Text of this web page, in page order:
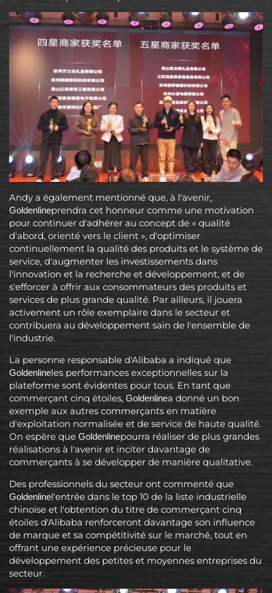
Andy a également mentionné que, à l'avenir,
Goldenlineprendra cet honneur comme une motivation
pour continuer d'adhérer au concept de « qualité
d'abord, orienté vers le client », d'optimiser
continuellement la qualité des produits et le système de
service, d'augmenter les investissements dans
l'innovation et la recherche et développement, et de
s'efforcer à offrir aux consommateurs des produits et
services de plus grande qualité. Par ailleurs, il jouera
activement un rôle exemplaire dans le secteur et
contribuera au développement sain de l'ensemble de
l'industrie.
La personne responsable d'Alibaba a indiqué que
Goldenlineles performances exceptionnelles sur la
plateforme sont évidentes pour tous. En tant que
commerçant cinq étoiles, Goldenlinea donné un bon
exemple aux autres commerçants en matière
d'exploitation normalisée et de service de haute qualité.
On espère que Goldenlinepourra réaliser de plus grandes
réalisations à l'avenir et inciter davantage de
commerçants à se développer de manière qualitative.
Des professionnels du secteur ont commenté que
Goldenlinel'entrée dans le top 10 de la liste industrielle
chinoise et l'obtention du titre de commerçant cinq
étoiles d'Alibaba renforceront davantage son influence
de marque et sa compétitivité sur le marché, tout en
offrant une expérience précieuse pour le
développement des petites et moyennes entreprises du
secteur.